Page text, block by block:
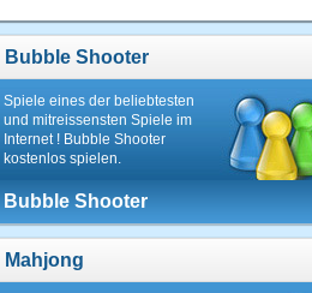
Bubble Shooter
Spiele eines der beliebtesten
und mitreissensten Spiele im
Internet ! Bubble Shooter
kostenlos spielen.
Bubble Shooter
Mahjong